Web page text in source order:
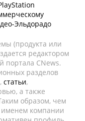
Эльдорадо
(продукта или
редактором
портала CNews.
разделов
статьи,
а также
образом, чем
именем компании